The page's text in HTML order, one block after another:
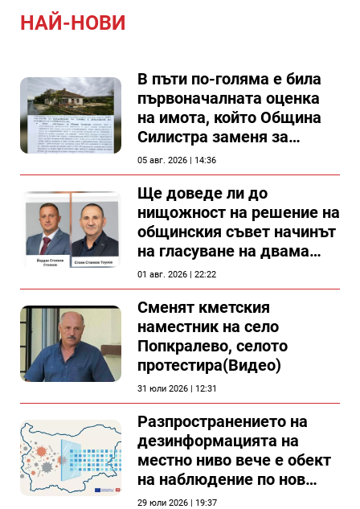
НАЙ-НОВИ
В пъти по-голяма е била
първоначалната оценка
на имота, който Община
Силистра заменя за
спирка, показват
документи
05 авг. 2026 | 14:36
Ще доведе ли до
нищожност на решение на
общинския съвет начинът
на гласуване на двама
съветници в Силистра?
01 авг. 2026 | 22:22
Сменят кметския
наместник на село
Попкралево, селото
протестира(Видео)
31 юли 2026 | 12:31
Разпространението на
дезинформацията на
местно ниво вече е обект
на наблюдение по нов
проект
29 юли 2026 | 19:37